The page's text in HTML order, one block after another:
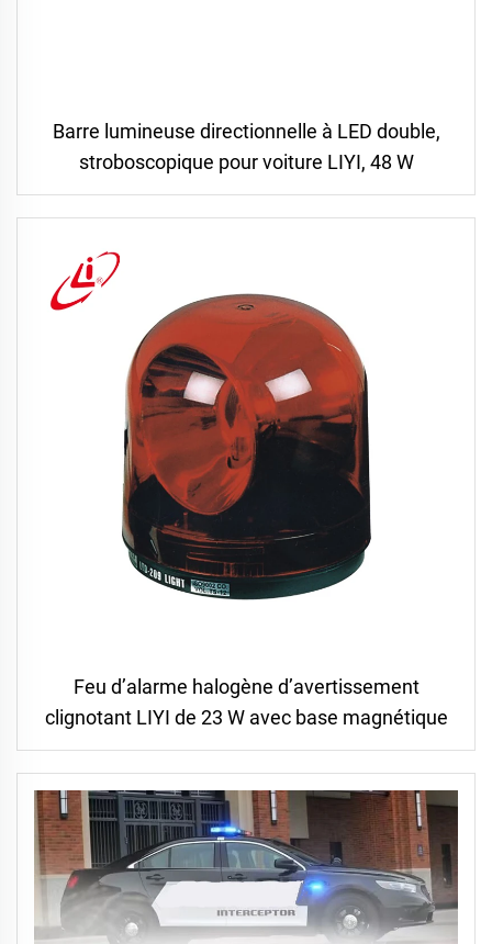
Barre lumineuse directionnelle à LED double,
stroboscopique pour voiture LIYI, 48 W
Feu d’alarme halogène d’avertissement
clignotant LIYI de 23 W avec base magnétique